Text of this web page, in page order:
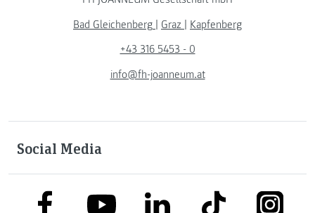
Bad Gleichenberg | Graz | Kapfenberg
+43 316 5453 - 0
info@fh-joanneum.at
Social Media
link to facebooklink to youtubelink to linkedinlink to tiktok link to